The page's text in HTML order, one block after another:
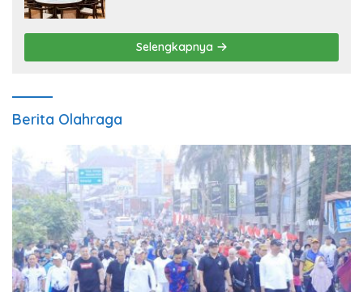
Selengkapnya
Berita Olahraga